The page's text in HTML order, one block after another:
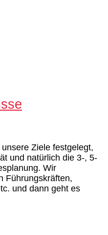
Ziele festgelegt,
und natürlich die 3-, 5-
Wir
Führungskräften,
und dann geht es